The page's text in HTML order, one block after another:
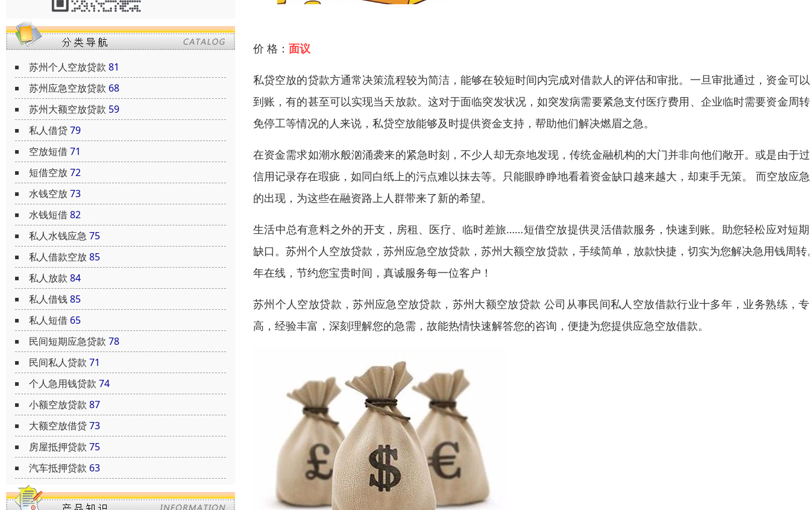
苏州个人空放贷款 81
苏州应急空放贷款 68
苏州大额空放贷款 59
私人借贷79
空放短借71
短借空放72
水钱空放73
水钱短借82
私人水钱应急75
私人借款空放85
私人放款 84
私人借钱85
私人短借 65
民间短期应急贷款 78
民间私人贷款 71
个人急用钱贷款 74
小额空放贷款 87
大额空放借贷73
房屋抵押贷款 75
汽车抵押贷款 63
价 格： 面议
私贷空放的贷款方通常决策流程较为简洁，能够在较短时间内完成对借款人的评估和审批。一旦审批通过，资金可
到账，有的甚至可以实现当天放款。这对于面临突发状况，如突发病需要紧急支付医疗费用、企业临时需要资金周
免停工等情况的人来说，私贷空放能够及时提供资金支持，帮助他们解决燃眉之急。
在资金需求如潮水般汹涌袭来的紧急时刻，不少人却无奈地发现，传统金融机构的大门并非向他们敞开。或是由于
信用记录存在瑕疵，如同白纸上的污点难以抹去等。只能眼睁睁地看着资金缺口越来越大，却束手无策。 而空放应
的出现，为这些在融资路上人群带来了新的希望。
生活中总有意料之外的开支，房租、医疗、临时差旅……短借空放提供灵活借款服务，快速到账。助您轻松应对短
缺口。苏州个人空放贷款，苏州应急空放贷款，苏州大额空放贷款，手续简单，放款快捷，切实为您解决急用钱周转
年在线，节约您宝贵时间，真诚服务每一位客户！
苏州个人空放贷款，苏州应急空放贷款，苏州大额空放贷款 公司从事民间私人空放借款行业十多年，业务熟练，
高，经验丰富，深刻理解您的急需，故能热情快速解答您的咨询，便捷为您提供应急空放借款。